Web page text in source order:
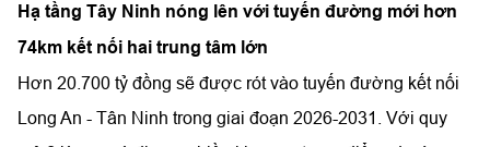
Hạ tầng Tây Ninh nóng lên với tuyến đường mới hơn
74km kết nối hai trung tâm lớn
Hơn 20.700 tỷ đồng sẽ được rót vào tuyến đường kết nối
Long An - Tân Ninh trong giai đoạn 2026-2031. Với quy